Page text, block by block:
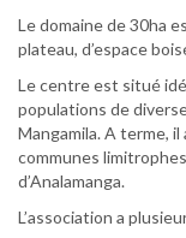
Le domaine de 30ha
plateau, d’espace
Le centre est situé
populations de
Mangamila. A terme,
communes
d’Analamanga.
L’association a